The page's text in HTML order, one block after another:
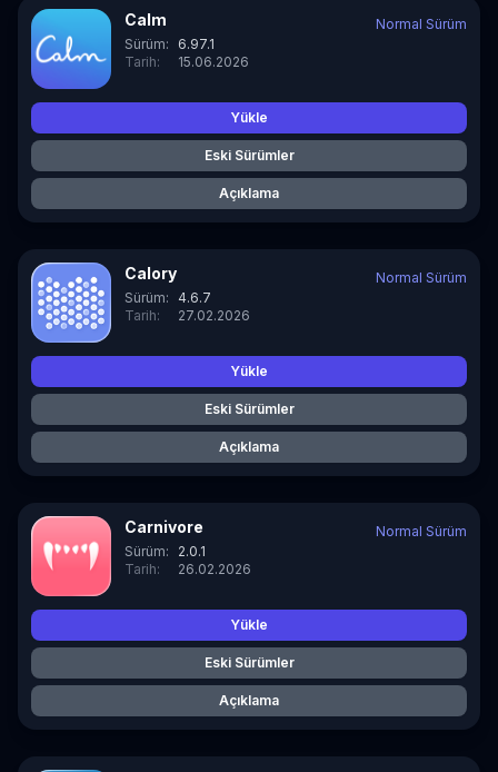
Calm
Sürüm:
6.97.1
Tarih:
15.06.2026
Normal Sürüm
Yükle
Eski Sürümler
Açıklama
Calory
Sürüm:
4.6.7
Tarih:
27.02.2026
Normal Sürüm
Yükle
Eski Sürümler
Açıklama
Carnivore
Sürüm:
2.0.1
Tarih:
26.02.2026
Normal Sürüm
Yükle
Eski Sürümler
Açıklama